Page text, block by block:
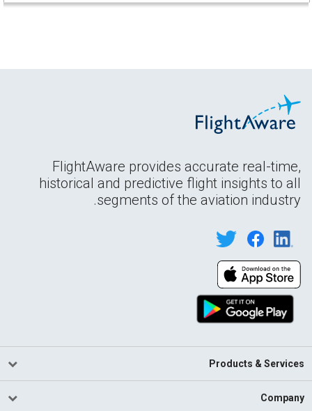
FlightAware provides accurate real-time,
historical and predictive flight insights to all
segments of the aviation industry.
Products & Services
Company